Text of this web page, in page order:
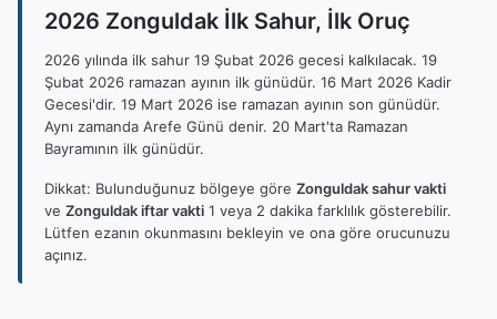
2026 Zonguldak İlk Sahur, İlk Oruç
2026 yılında ilk sahur 19 Şubat 2026 gecesi kalkılacak. 19
Şubat 2026 ramazan ayının ilk günüdür. 16 Mart 2026 Kadir
Gecesi'dir. 19 Mart 2026 ise ramazan ayının son günüdür.
Aynı zamanda Arefe Günü denir. 20 Mart'ta Ramazan
Bayramının ilk günüdür.
Dikkat: Bulunduğunuz bölgeye göre Zonguldak sahur vakti
ve Zonguldak iftar vakti 1 veya 2 dakika farklılık gösterebilir.
Lütfen ezanın okunmasını bekleyin ve ona göre orucunuzu
açınız.